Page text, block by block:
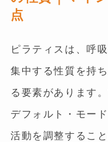
点
ピラティスは、呼
集中する性質を持
る要素があります
デフォルト・モー
活動を調整するこ